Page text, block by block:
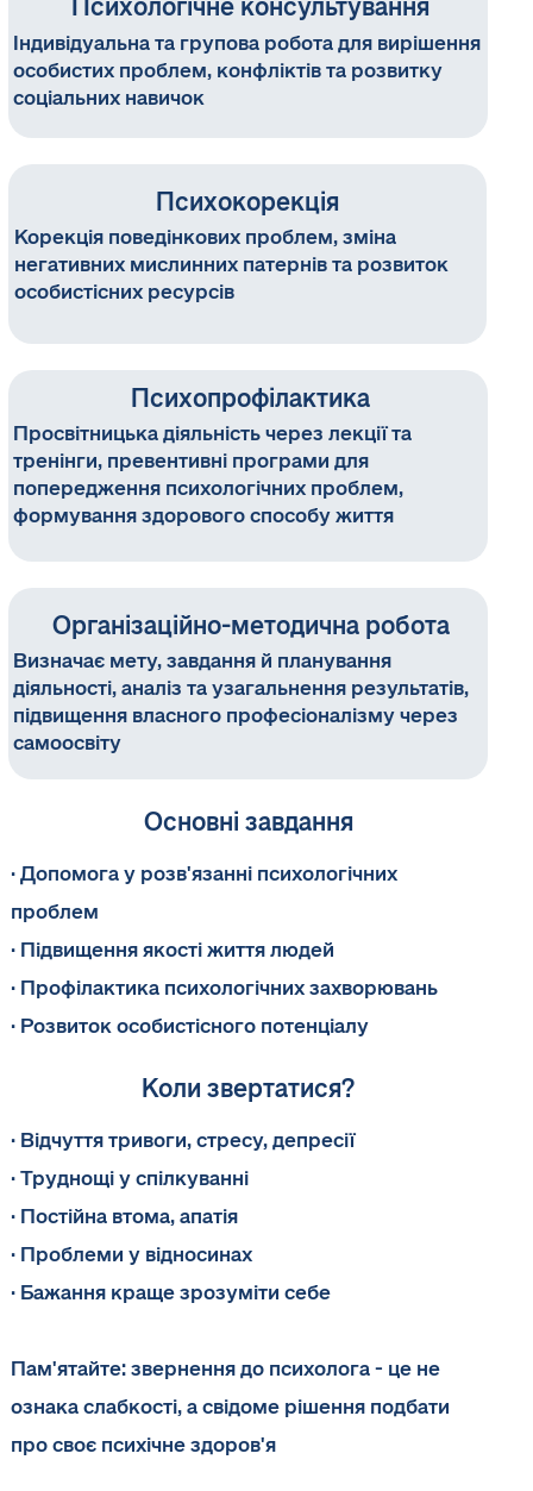
● «Тренінг навичок психологічного
консультування» 2022 р.
● «Психологія ефективного спілкування» 2023
р.
Діагностика та розвиток:
психологів»2020 р.
● «Психодинамічна діагностика. Проективні
методи». 2023 р.
● «НЛП-практик» 2019 р.
● «Основи сучасної психосоматики» 2024 р.
● «Пропедевтика психіатрії для психологів»
Безперервний професійний розвиток:
Активна учасниця численних фахових
конференцій, тренінгів та семінарів у сфері
психології, що гарантує використання
актуальних та перевірених методик.
Корекція поведінкових проблем, зміна
негативних мислинних патернів та розвиток
особистісних ресурсів
Психокорекція
Індивідуальна та групова робота для вирішення
особистих проблем, конфліктів та розвитку
соціальних навичок
Психологічне консультування
Визначає мету, завдання й планування
діяльності, аналіз та узагальнення результатів,
підвищення власного професіоналізму через
самоосвіту
Організаційно-методична робота
Просвітницька діяльність через лекції та
тренінги, превентивні програми для
попередження психологічних проблем,
формування здорового способу життя
Психопрофілактика
· Відчуття тривоги, стресу, депресії
· Труднощі у спілкуванні
· Постійна втома, апатія
· Проблеми у відносинах
· Бажання краще зрозуміти себе
Пам'ятайте: звернення до психолога - це не
ознака слабкості, а свідоме рішення подбати
про своє психічне здоров'я
· Допомога у розв'язанні психологічних
проблем
· Підвищення якості життя людей
· Профілактика психологічних захворювань
· Розвиток особистісного потенціалу
Коли звертатися?
Основні завдання